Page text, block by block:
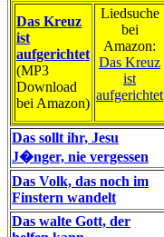
Das Kreuz
ist
aufgerichtet
(MP3
Download
bei Amazon)
Liedsuche
bei
Amazon:
Das Kreuz
ist
aufgerichtet
Das sollt ihr, Jesu
J�nger, nie vergessen
Das Volk, das noch im
Finstern wandelt
Das walte Gott, der